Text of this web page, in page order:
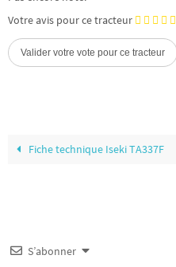
Votre avis pour ce tracteur
Fiche technique Iseki TA337F
S’abonner